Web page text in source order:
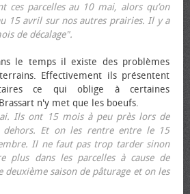
ces parcelles au 10 mai, alors qu’on
15 avril sur nos autres prairies. Il y a
de décalage".
le temps il existe des problèmes
Effectivement ils présentent
ce qui oblige à certaines
n'y met que les bœufs.
Ils ont 15 mois à peu près lors de
dehors. Et on les rentre entre le 15
Il ne faut pas trop tarder sinon
plus dans les parcelles à cause de
saison de pâturage et on les